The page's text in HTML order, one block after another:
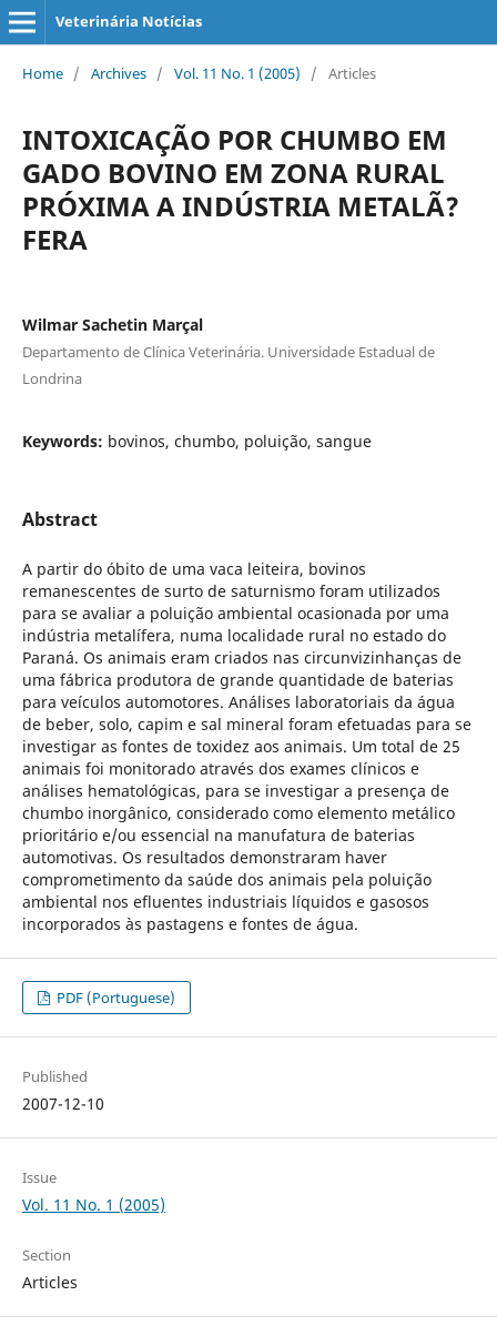
Veterinária Notícias
Home / Archives / Vol. 11 No. 1 (2005) / Articles
INTOXICAÇÃO POR CHUMBO EM
GADO BOVINO EM ZONA RURAL
PRÓXIMA A INDÚSTRIA METALÃ?
FERA
Wilmar Sachetin Marçal
Departamento de Clínica Veterinária. Universidade Estadual de
Londrina
Keywords: bovinos, chumbo, poluição, sangue
Abstract
A partir do óbito de uma vaca leiteira, bovinos
remanescentes de surto de saturnismo foram utilizados
para se avaliar a poluição ambiental ocasionada por uma
indústria metalífera, numa localidade rural no estado do
Paraná. Os animais eram criados nas circunvizinhanças de
uma fábrica produtora de grande quantidade de baterias
para veículos automotores. Análises laboratoriais da água
de beber, solo, capim e sal mineral foram efetuadas para se
investigar as fontes de toxidez aos animais. Um total de 25
animais foi monitorado através dos exames clínicos e
análises hematológicas, para se investigar a presença de
chumbo inorgânico, considerado como elemento metálico
prioritário e/ou essencial na manufatura de baterias
automotivas. Os resultados demonstraram haver
comprometimento da saúde dos animais pela poluição
ambiental nos efluentes industriais líquidos e gasosos
incorporados às pastagens e fontes de água.
PDF (Portuguese)
Published
2007-12-10
Issue
Vol. 11 No. 1 (2005)
Section
Articles